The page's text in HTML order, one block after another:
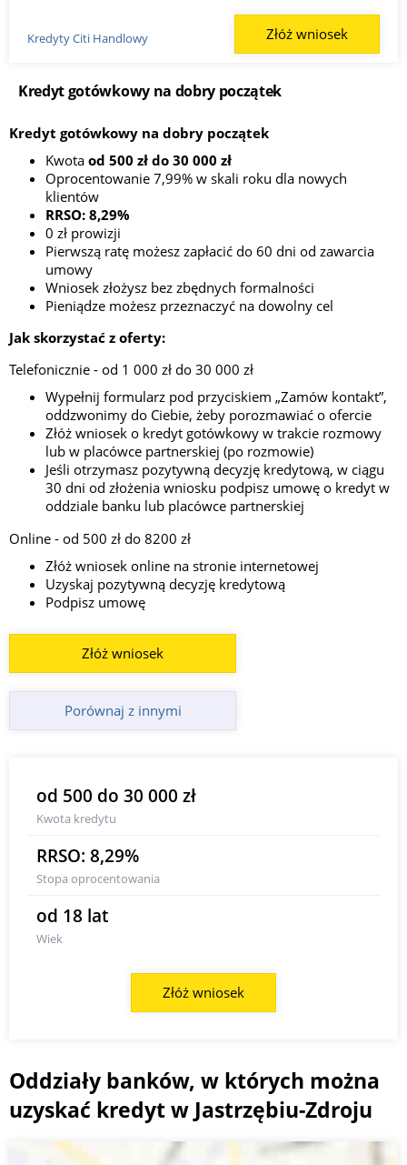
Kredyty Citi Handlowy Złóż wniosek
Kredyt gotówkowy na dobry początek
Kredyt gotówkowy na dobry początek
Kwota od 500 zł do 30 000 zł
Oprocentowanie 7,99% w skali roku dla nowych
klientów
RRSO: 8,29%
0 zł prowizji
Pierwszą ratę możesz zapłacić do 60 dni od zawarcia
umowy
Wniosek złożysz bez zbędnych formalności
Pieniądze możesz przeznaczyć na dowolny cel
Jak skorzystać z oferty:
Telefonicznie - od 1 000 zł do 30 000 zł
Wypełnij formularz pod przyciskiem „Zamów kontakt”,
oddzwonimy do Ciebie, żeby porozmawiać o ofercie
Złóż wniosek o kredyt gotówkowy w trakcie rozmowy
lub w placówce partnerskiej (po rozmowie)
Jeśli otrzymasz pozytywną decyzję kredytową, w ciągu
30 dni od złożenia wniosku podpisz umowę o kredyt w
oddziale banku lub placówce partnerskiej
Online - od 500 zł do 8200 zł
Złóż wniosek online na stronie internetowej
Uzyskaj pozytywną decyzję kredytową
Podpisz umowę
Złóż wniosek
Porównaj z innymi
od 500 do 30 000 zł
Kwota kredytu
RRSO: 8,29%
Stopa oprocentowania
od 18 lat
Wiek
Złóż wniosek
Oddziały banków, w których można
uzyskać kredyt w Jastrzębiu-Zdroju